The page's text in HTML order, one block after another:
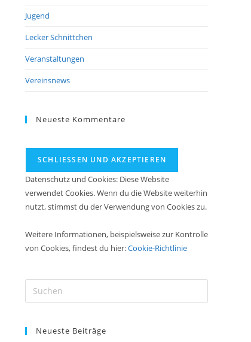
Jugend
Lecker Schnittchen
Veranstaltungen
Vereinsnews
Neueste Kommentare
Datenschutz und Cookies: Diese Website
verwendet Cookies. Wenn du die Website weiterhin
nutzt, stimmst du der Verwendung von Cookies zu.
Weitere Informationen, beispielsweise zur Kontrolle
von Cookies, findest du hier:Cookie-Richtlinie
Escape
Neueste Beiträge